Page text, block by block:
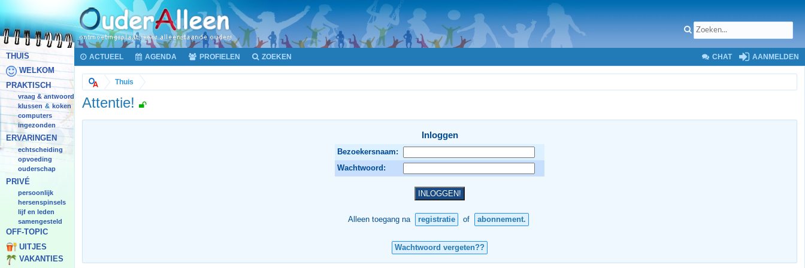
THUIS
WELKOM
PRAKTISCH
vraag & antwoord
klussen & koken
computers
ingezonden
ERVARINGEN
echtscheiding
opvoeding
ouderschap
PRIVÉ
persoonlijk
hersenspinsels
lijf en leden
samengesteld
OFF-TOPIC
UITJES
VAKANTIES
ACTUEEL AGENDA PROFIELEN ZOEKEN CHAT AANMELDEN
Thuis
Attentie!
Inloggen
Bezoekersnaam:
Wachtwoord:
Alleen toegang na registratie of abonnement.
Wachtwoord vergeten??